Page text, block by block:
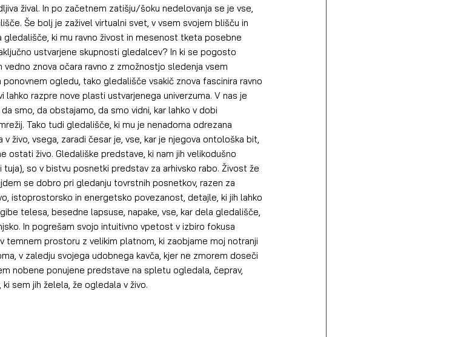
žival. In po začetnem zatišju/šoku nedelovanja se je vse,
Še bolj je zaživel virtualni svet, v vsem svojem blišču in
ki mu ravno živost in mesenost tketa posebne
ustvarjene skupnosti gledalcev? In ki se pogosto
znova očara ravno z zmožnostjo sledenja vsem
ogledu, tako gledališče vsakič znova fascinira ravno
razpre nove plasti ustvarjenega univerzuma. V nas je
smo, da obstajamo, da smo vidni, kar lahko v dobi
Tako tudi gledališče, ki mu je nenadoma odrezana
živo, vsega, zaradi česar je, vse, kar je njegova ontološka bit,
ostati živo. Gledališke predstave, ki nam jih velikodušno
so v bistvu posnetki predstav za arhivsko rabo. Živost že
se dobro pri gledanju tovrstnih posnetkov, razen za
istoprostorsko in energetsko povezanost, detajle, ki jih lahko
telesa, besedne lapsuse, napake, vse, kar dela gledališče,
In pogrešam svojo intuitivno vpetost v izbiro fokusa
temnem prostoru z velikim platnom, ki zaobjame moj notranji
v zaledju svojega udobnega kavča, kjer ne zmorem doseči
nobene ponujene predstave na spletu ogledala, čeprav,
sem jih želela, že ogledala v živo.